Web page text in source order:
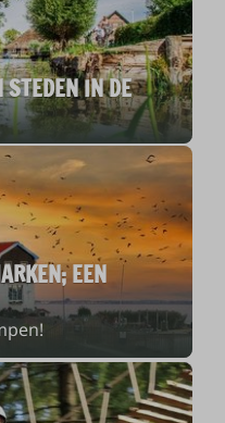
STEDEN IN DE
EEN